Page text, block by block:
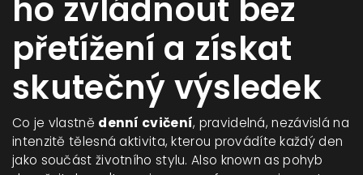
ho zvládnout bez
přetížení a získat
skutečný výsledek
Co je vlastně denní cvičení, pravidelná, nezávislá na
intenzitě tělesná aktivita, kterou provádíte každý den
jako součást životního stylu. Also known aspohyb